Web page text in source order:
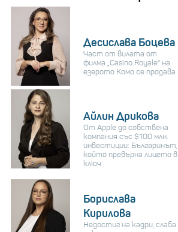
Десислава Боцева
Част от вилата от
филма „Casino Royale“ на
езерото Комо се продава
Айлин Дрикова
От Apple до собствена
компания със $100 млн.
инвестиции: Българинът,
който превърна лицето в
ключ
Борислава
Кирилова
Недостиг на кадри, слаба